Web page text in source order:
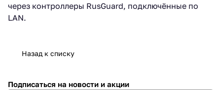
через контроллеры RusGuard, подключённые по
LAN.
Назад к списку
Подписаться на новости и акции